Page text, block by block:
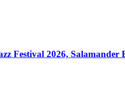
Festival 2026,